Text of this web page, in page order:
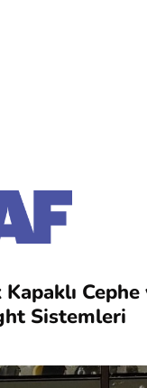
Cephe
Sistemleri